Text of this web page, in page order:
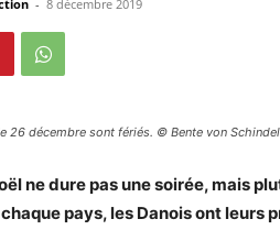
- 8 décembre 2019
26 décembre sont fériés. © Bente von Schindel
ne dure pas une soirée, mais
chaque pays, les Danois ont